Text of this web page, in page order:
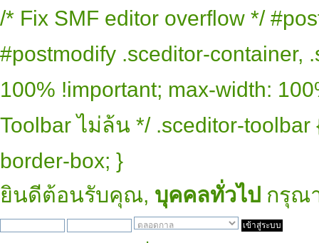
/* Fix SMF editor overflow */
#postmodify .sceditor-container,
100% !important; max-width:
Toolbar ไม่ล้น */ .sceditor-
border-box; }
ยินดีต้อนรับคุณ, บุคคลทั่วไป กรุณ